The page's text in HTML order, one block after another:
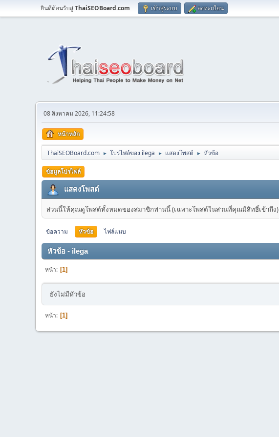
ยินดีต้อนรับสู่ThaiSEOBoard.com เข้าสู่ระบบ ลงทะเบียน
08 สิงหาคม 2026, 11:24:58
หน้าหลัก
ThaiSEOBoard.com ► โปรไฟล์ของ ilega ► แสดงโพสต์ ► หัวข้อ
ข้อมูลโปรไฟล์
แสดงโพสต์
ส่วนนี้ให้คุณดูโพสต์ทั้งหมดของสมาชิกท่านนี้ (เฉพาะโพสต์ในส่วนที่คุณมีสิทธิ์เข้าถึง)
ข้อความ หัวข้อ ไฟล์แนบ
หัวข้อ - ilega
หน้า 1
ยังไม่มีหัวข้อ
หน้า 1